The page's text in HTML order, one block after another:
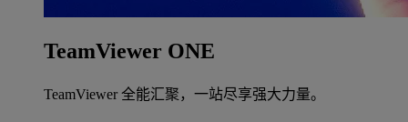
TeamViewer ONE
TeamViewer 全能汇聚，一站尽享强大力量。